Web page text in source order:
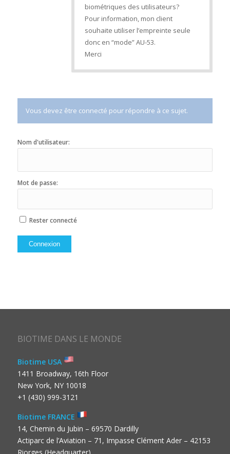
biométriques des utilisateurs?
Pour information, mon client
souhaite utiliser l’empreinte seule
donc en “mode” AU-53.
Merci
Vous devez être connecté pour répondre à ce sujet.
Nom d'utilisateur:
Mot de passe:
Rester connecté
Connexion
BIOTIME DANS LE MONDE
Biotime USA
1411 Broadway, 16th Floor
New York, NY 10018
+1 (430) 999-3121
Biotime FRANCE
14, Chemin du Jubin – 69570 Dardilly
Actiparc de l’Aviation – 71, Impasse Clément Ader – 42153